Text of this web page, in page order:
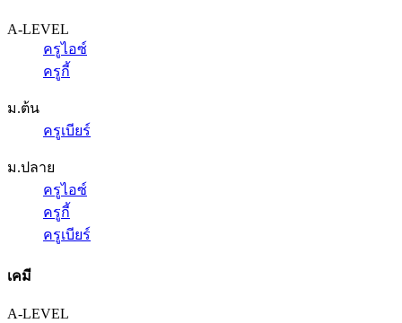
A-LEVEL
ครูไอซ์
ครูกี้
ม.ต้น
ครูเบียร์
ม.ปลาย
ครูไอซ์
ครูกี้
ครูเบียร์
เคมี
A-LEVEL